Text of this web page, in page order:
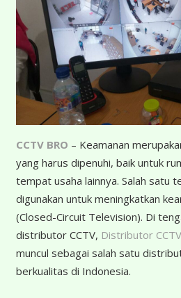
CCTV BRO – Keamanan
yang harus dipenuhi, baik untuk
tempat usaha lainnya. Salah satu
digunakan untuk meningkatkan
(Closed-Circuit Television). Di
distributor CCTV, Distributor
muncul sebagai salah satu
berkualitas di Indonesia.